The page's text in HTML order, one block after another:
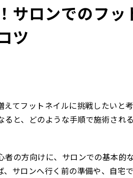
サロンでのフッ
ツ
てフットネイルに挑戦したいと
ると、どのような手順で施術され
者の方向けに、サロンでの基本的
サロンへ行く前の準備や、自宅